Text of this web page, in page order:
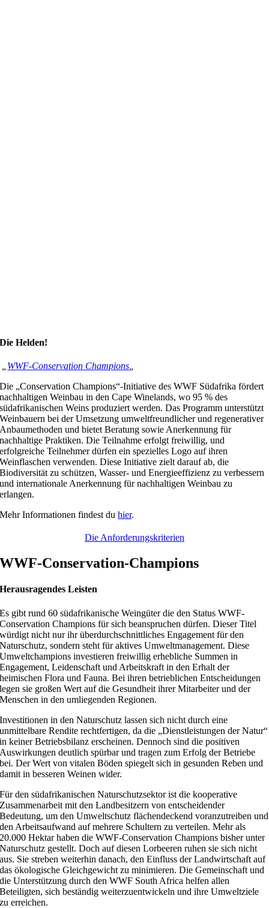
Die Helden!
WWF-Conservation Champions
Die „Conservation Champions“-Initiative des WWF Südafrika fördert
nachhaltigen Weinbau in den Cape Winelands, wo 95 % des
südafrikanischen Weins produziert werden. Das Programm unterstützt
Weinbauern bei der Umsetzung umweltfreundlicher und regenerativer
Anbaumethoden und bietet Beratung sowie Anerkennung für
nachhaltige Praktiken. Die Teilnahme erfolgt freiwillig, und
erfolgreiche Teilnehmer dürfen ein spezielles Logo auf ihren
Weinflaschen verwenden. Diese Initiative zielt darauf ab, die
Biodiversität zu schützen, Wasser- und Energieeffizienz zu verbessern
und internationale Anerkennung für nachhaltigen Weinbau zu
erlangen.
Mehr Informationen findest duhier.
Die Anforderungskriterien
WWF-Conservation-Champions
Herausragendes Leisten
Es gibt rund 60 südafrikanische Weingüter die den Status WWF-
Conservation Champions für sich beanspruchen dürfen. Dieser Titel
würdigt nicht nur ihr überdurchschnittliches Engagement für den
Naturschutz, sondern steht für aktives Umweltmanagement. Diese
Umweltchampions investieren freiwillig erhebliche Summen in
Engagement, Leidenschaft und Arbeitskraft in den Erhalt der
heimischen Flora und Fauna. Bei ihren betrieblichen Entscheidungen
legen sie großen Wert auf die Gesundheit ihrer Mitarbeiter und der
Menschen in den umliegenden Regionen.
Investitionen in den Naturschutz lassen sich nicht durch eine
unmittelbare Rendite rechtfertigen, da die „Dienstleistungen der Natur“
in keiner Betriebsbilanz erscheinen. Dennoch sind die positiven
Auswirkungen deutlich spürbar und tragen zum Erfolg der Betriebe
bei. Der Wert von vitalen Böden spiegelt sich in gesunden Reben und
damit in besseren Weinen wider.
Für den südafrikanischen Naturschutzsektor ist die kooperative
Zusammenarbeit mit den Landbesitzern von entscheidender
Bedeutung, um den Umweltschutz flächendeckend voranzutreiben und
den Arbeitsaufwand auf mehrere Schultern zu verteilen. Mehr als
20.000 Hektar haben die WWF-Conservation Champions bisher unter
Naturschutz gestellt. Doch auf diesen Lorbeeren ruhen sie sich nicht
aus. Sie streben weiterhin danach, den Einfluss der Landwirtschaft auf
das ökologische Gleichgewicht zu minimieren. Die Gemeinschaft und
die Unterstützung durch den WWF South Africa helfen allen
Beteiligten, sich beständig weiterzuentwickeln und ihre Umweltziele
zu erreichen.